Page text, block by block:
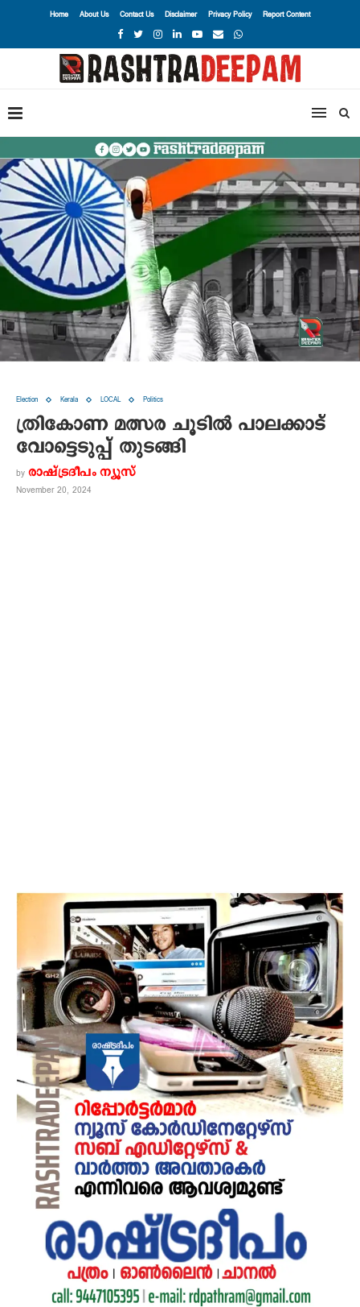
Home About Us Contact Us Disclaimer Privacy Policy Report Content
Election Kerala LOCAL Politics
ത്രികോണ മത്സര ചൂടില്‍ പാലക്കാട്
വോട്ടെടുപ്പ് തുടങ്ങി
by രാഷ്ട്രദീപം ന്യൂസ്‌
November 20, 2024